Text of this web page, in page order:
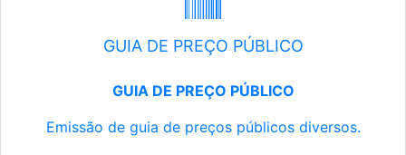
GUIA DE PREÇO PÚBLICO
GUIA DE PREÇO PÚBLICO
Emissão de guia de preços públicos diversos.